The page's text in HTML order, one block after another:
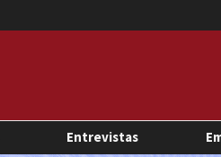
Entrevistas